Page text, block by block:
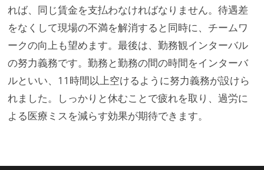
れば、同じ賃金を支払わなければなりません。待遇差
をなくして現場の不満を解消すると同時に、チームワ
ークの向上も望めます。最後は、勤務観インターバル
の努力義務です。勤務と勤務の間の時間をインターバ
ルといい、11時間以上空けるように努力義務が設けら
れました。しっかりと休むことで疲れを取り、過労に
よる医療ミスを減らす効果が期待できます。